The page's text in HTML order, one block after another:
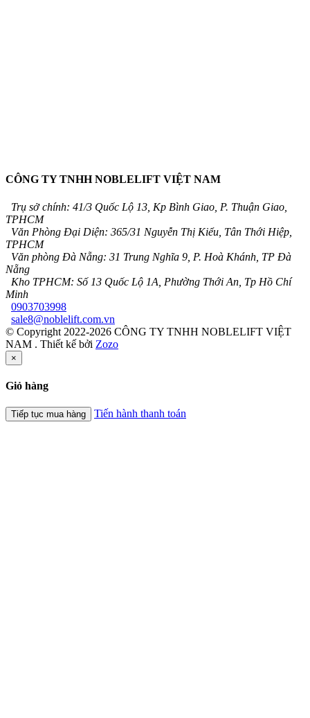
CÔNG TY TNHH NOBLELIFT VIỆT NAM
Trụ sở chính: 41/3 Quốc Lộ 13, Kp Bình Giao, P. Thuận Giao,
TPHCM
Văn Phòng Đại Diện: 365/31 Nguyễn Thị Kiểu, Tân Thới Hiệp,
TPHCM
Văn phòng Đà Nẵng: 31 Trung Nghĩa 9, P. Hoà Khánh, TP Đà
Nẵng
Kho TPHCM: Số 13 Quốc Lộ 1A, Phường Thới An, Tp Hồ Chí
Minh
0903703998
sale8@noblelift.com.vn
© Copyright 2022-2026 CÔNG TY TNHH NOBLELIFT VIỆT
NAM . Thiết kế bởi Zozo
×
Giỏ hàng
Tiếp tục mua hàng Tiến hành thanh toán